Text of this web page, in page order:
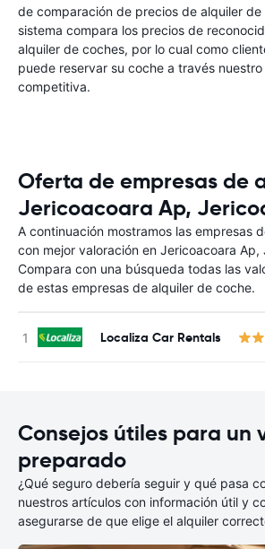
de comparación de precios de alquiler
sistema compara los precios de
alquiler de coches, por lo cual como
puede reservar su coche a través
competitiva.
Oferta de empresas de
Jericoacoara Ap,
A continuación mostramos las empresas
con mejor valoración en Jericoacoara Ap,
Compara con una búsqueda todas las
de estas empresas de alquiler de coche.
Localiza Car Rentals
Consejos útiles para un
preparado
¿Qué seguro debería seguir y qué pasa
nuestros artículos con información útil y
asegurarse de que elige el alquiler